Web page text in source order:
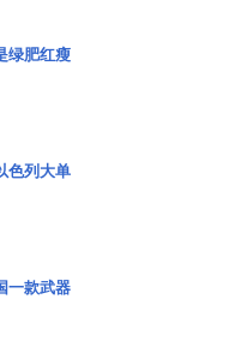
绿肥红瘦
色列大单
一款武器